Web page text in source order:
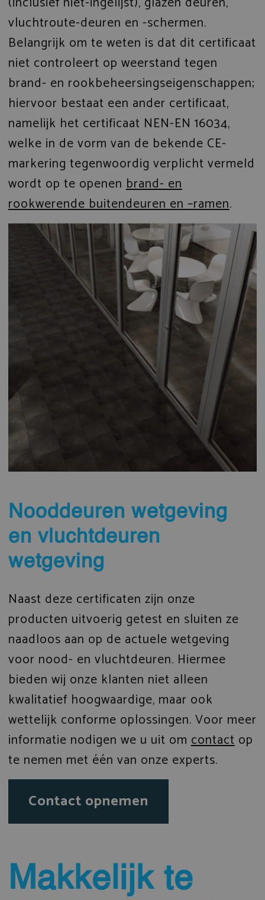
vluchtroute-deuren en -schermen.
Belangrijk om te weten is dat dit certificaat
niet controleert op weerstand tegen
brand- en rookbeheersingseigenschappen;
hiervoor bestaat een ander certificaat,
namelijk het certificaat NEN-EN 16034,
welke in de vorm van de bekende CE-
markering tegenwoordig verplicht vermeld
wordt op te openen brand- en
rookwerende buitendeuren en –ramen.
Nooddeuren wetgeving
en vluchtdeuren
wetgeving
Naast deze certificaten zijn onze
producten uitvoerig getest en sluiten ze
naadloos aan op de actuele wetgeving
voor nood- en vluchtdeuren. Hiermee
bieden wij onze klanten niet alleen
kwalitatief hoogwaardige, maar ook
wettelijk conforme oplossingen. Voor meer
informatie nodigen we u uit om contactop
te nemen met één van onze experts.
Contact opnemen
Makkelijk te